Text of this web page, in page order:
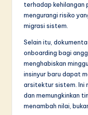
terhadap kehilangan
mengurangi risiko
migrasi sistem.
Selain itu,
onboarding bagi
menghabiskan
insinyur baru dapat
arsitektur sistem. Ini
dan memungkinkan
menambah nilai,